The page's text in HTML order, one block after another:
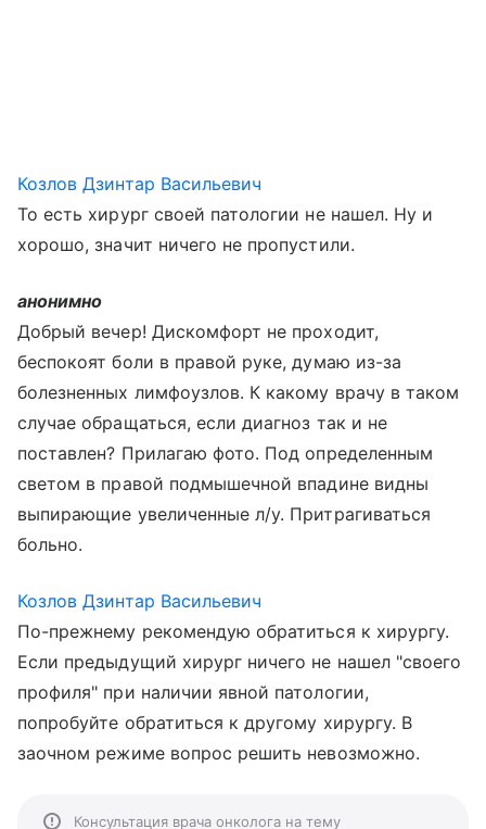
Козлов Дзинтар Васильевич
То есть хирург своей патологии не нашел. Ну и
хорошо, значит ничего не пропустили.
анонимно
Добрый вечер! Дискомфорт не проходит,
беспокоят боли в правой руке, думаю из-за
болезненных лимфоузлов. К какому врачу в таком
случае обращаться, если диагноз так и не
поставлен? Прилагаю фото. Под определенным
светом в правой подмышечной впадине видны
выпирающие увеличенные л/у. Притрагиваться
больно.
Козлов Дзинтар Васильевич
По-прежнему рекомендую обратиться к хирургу.
Если предыдущий хирург ничего не нашел "своего
профиля" при наличии явной патологии,
попробуйте обратиться к другому хирургу. В
заочном режиме вопрос решить невозможно.
Консультация врача онколога на тему